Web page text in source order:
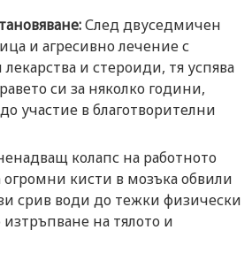
След двуседмичен
и агресивно лечение с
и стероиди, тя успява
си за няколко години,
участие в благотворителни
колапс на работното
огромни кисти в мозъка обвили
срив води до тежки физически
на тялото и